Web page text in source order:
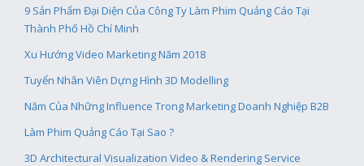
9 Sản Phẩm Đại Diện Của Công Ty Làm Phim Quảng Cáo Tại
Thành Phố Hồ Chí Minh
Xu Hướng Video Marketing Năm 2018
Tuyển Nhân Viên Dựng Hình 3D Modelling
Năm Của Những Influence Trong Marketing Doanh Nghiệp B2B
Làm Phim Quảng Cáo Tại Sao ?
3D Architectural Visualization Video & Rendering Service